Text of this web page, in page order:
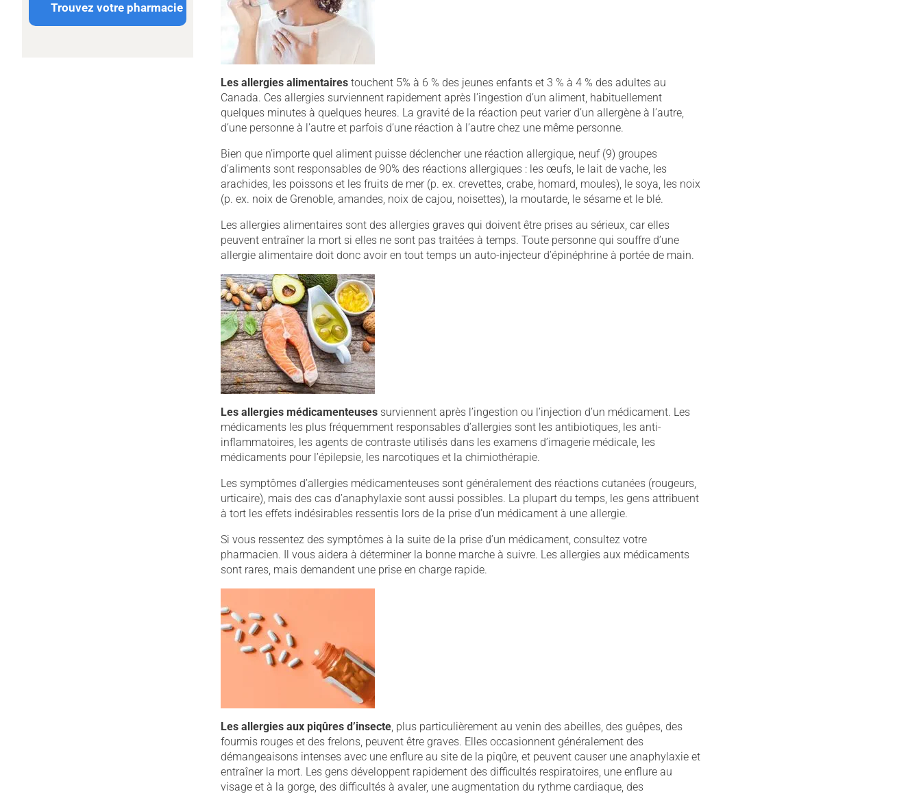
Trouvez votre pharmacie
Les allergies alimentaires touchent 5% à 6 % des jeunes enfants et 3 % à 4 % des adultes au
Canada. Ces allergies surviennent rapidement après l’ingestion d’un aliment, habituellement
quelques minutes à quelques heures. La gravité de la réaction peut varier d’un allergène à l’autre,
d’une personne à l’autre et parfois d’une réaction à l’autre chez une même personne.
Bien que n’importe quel aliment puisse déclencher une réaction allergique, neuf (9) groupes
d’aliments sont responsables de 90% des réactions allergiques : les œufs, le lait de vache, les
arachides, les poissons et les fruits de mer (p. ex. crevettes, crabe, homard, moules), le soya, les noix
(p. ex. noix de Grenoble, amandes, noix de cajou, noisettes), la moutarde, le sésame et le blé.
Les allergies alimentaires sont des allergies graves qui doivent être prises au sérieux, car elles
peuvent entraîner la mort si elles ne sont pas traitées à temps. Toute personne qui souffre d’une
allergie alimentaire doit donc avoir en tout temps un auto-injecteur d’épinéphrine à portée de main.
Les allergies médicamenteuses surviennent après l’ingestion ou l’injection d’un médicament. Les
médicaments les plus fréquemment responsables d’allergies sont les antibiotiques, les anti-
inflammatoires, les agents de contraste utilisés dans les examens d’imagerie médicale, les
médicaments pour l’épilepsie, les narcotiques et la chimiothérapie.
Les symptômes d’allergies médicamenteuses sont généralement des réactions cutanées (rougeurs,
urticaire), mais des cas d’anaphylaxie sont aussi possibles. La plupart du temps, les gens attribuent
à tort les effets indésirables ressentis lors de la prise d’un médicament à une allergie.
Si vous ressentez des symptômes à la suite de la prise d’un médicament, consultez votre
pharmacien. Il vous aidera à déterminer la bonne marche à suivre. Les allergies aux médicaments
sont rares, mais demandent une prise en charge rapide.
Les allergies aux piqûres d’insecte, plus particulièrement au venin des abeilles, des guêpes, des
fourmis rouges et des frelons, peuvent être graves. Elles occasionnent généralement des
démangeaisons intenses avec une enflure au site de la piqûre, et peuvent causer une anaphylaxie et
entraîner la mort. Les gens développent rapidement des difficultés respiratoires, une enflure au
visage et à la gorge, des difficultés à avaler, une augmentation du rythme cardiaque, des